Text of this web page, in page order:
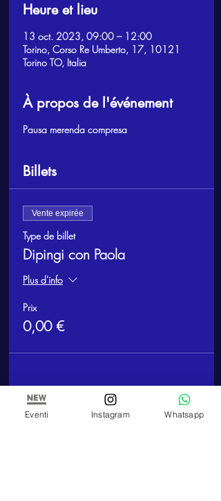
Heure et lieu
13 oct. 2023, 09:00 – 12:00
Torino, Corso Re Umberto, 17, 10121
Torino TO, Italia
À propos de l'événement
Pausa merenda compresa
Billets
Vente expirée
Type de billet
Dipingi con Paola
Plus d'info
Prix
0,00 €
Partager cet événement
Eventi Instagram Whatsapp